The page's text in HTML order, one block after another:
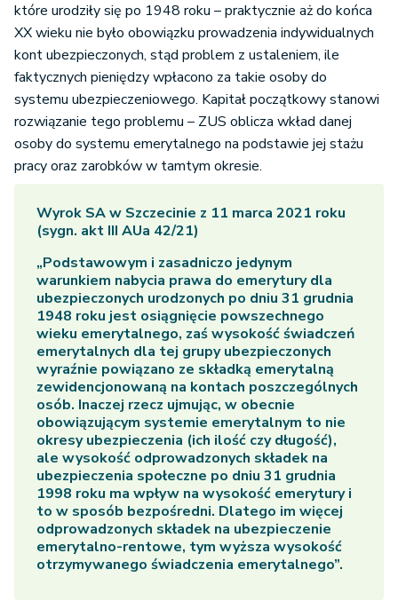
które urodziły się po 1948 roku – praktycznie aż do końca
XX wieku nie było obowiązku prowadzenia indywidualnych
kont ubezpieczonych, stąd problem z ustaleniem, ile
faktycznych pieniędzy wpłacono za takie osoby do
systemu ubezpieczeniowego. Kapitał początkowy stanowi
rozwiązanie tego problemu – ZUS oblicza wkład danej
osoby do systemu emerytalnego na podstawie jej stażu
pracy oraz zarobków w tamtym okresie.
Wyrok SA w Szczecinie z 11 marca 2021 roku
(sygn. akt III AUa 42/21)
„Podstawowym i zasadniczo jedynym
warunkiem nabycia prawa do emerytury dla
ubezpieczonych urodzonych po dniu 31 grudnia
1948 roku jest osiągnięcie powszechnego
wieku emerytalnego, zaś wysokość świadczeń
emerytalnych dla tej grupy ubezpieczonych
wyraźnie powiązano ze składką emerytalną
zewidencjonowaną na kontach poszczególnych
osób. Inaczej rzecz ujmując, w obecnie
obowiązującym systemie emerytalnym to nie
okresy ubezpieczenia (ich ilość czy długość),
ale wysokość odprowadzonych składek na
ubezpieczenia społeczne po dniu 31 grudnia
1998 roku ma wpływ na wysokość emerytury i
to w sposób bezpośredni. Dlatego im więcej
odprowadzonych składek na ubezpieczenie
emerytalno-rentowe, tym wyższa wysokość
otrzymywanego świadczenia emerytalnego”.